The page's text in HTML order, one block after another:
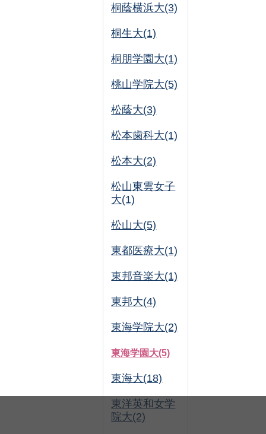
桐蔭横浜大(3)
桐生大(1)
桐朋学園大(1)
桃山学院大(5)
松蔭大(3)
松本歯科大(1)
松本大(2)
松山東雲女子
大(1)
松山大(5)
東都医療大(1)
東邦音楽大(1)
東邦大(4)
東海学院大(2)
東海学園大(5)
東海大(18)
東洋英和女学
院大(2)